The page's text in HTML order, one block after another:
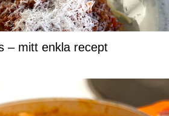
– mitt enkla recept